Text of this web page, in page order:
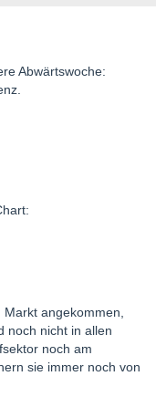
Abwärtswoche:
angekommen,
noch nicht in allen
noch am
sie immer noch von